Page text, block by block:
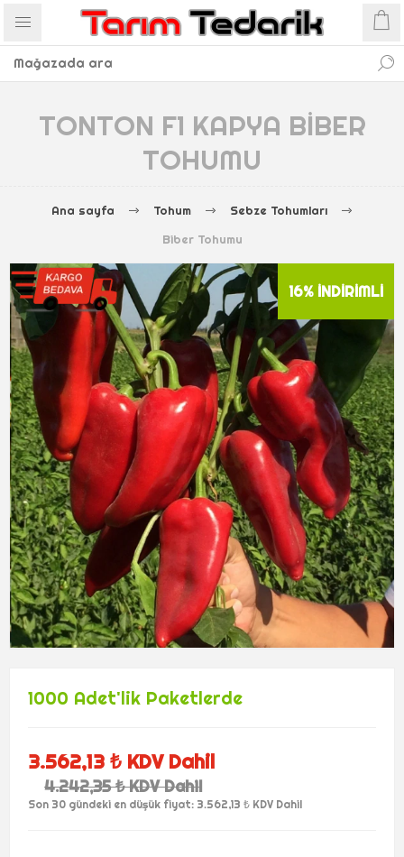
TONTON F1 KAPYA BIBER
TOHUMU
Ana sayfa Tohum
Sebze Tohumları
Biber Tohumu
16% İNDIRIMLI
1000 Adet'lik Paketlerde
3.562,13 ₺ KDV Dahil
4.242,35 ₺ KDV Dahil
Son 30 gündeki en düşük fiyat: 3.562,13 ₺ KDV Dahil